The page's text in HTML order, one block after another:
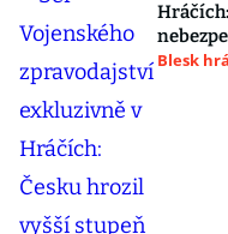
Blesk